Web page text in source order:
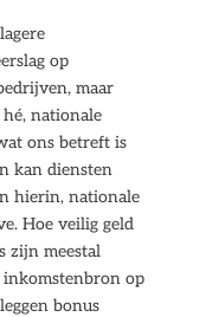
op
maar
nationale
ons betreft is
kan diensten
hierin, nationale
Hoe veilig geld
zijn meestal
op
bonus